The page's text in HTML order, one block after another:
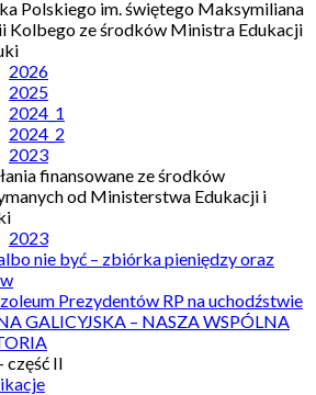
Polskiego im. świętego Maksymiliana
Kolbego ze środków Ministra Edukacji
2026
2025
2024_1
2024_2
2023
finansowane ze środków
od Ministerstwa Edukacji i
2023
nie być – zbiórka pieniędzy oraz
Prezydentów RP na uchodźstwie
GALICYJSKA – NASZA WSPÓLNA
część II